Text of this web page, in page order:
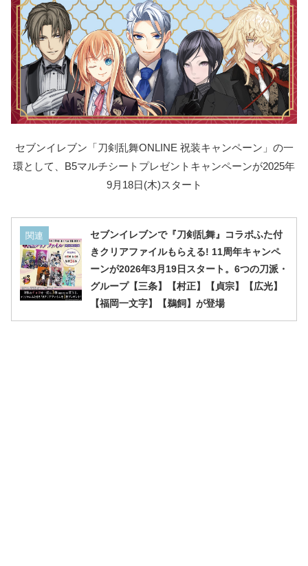
セブンイレブン「刀剣乱舞ONLINE 祝装キャンペーン」の一
環として、B5マルチシートプレゼントキャンペーンが2025年
9月18日(木)スタート
関連
セブンイレブンで『刀剣乱舞』コラボふた付
きクリアファイルもらえる! 11周年キャンペ
ーンが2026年3月19日スタート。6つの刀派・
グループ【三条】【村正】【貞宗】【広光】
【福岡一文字】【鵜飼】が登場